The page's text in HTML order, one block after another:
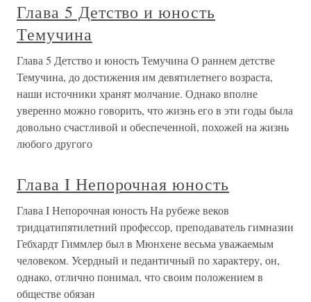
Глава 5 Детство и юность
Темучина
Глава 5 Детство и юность Темучина О раннем детстве
Темучина, до достижения им девятилетнего возраста,
наши источники хранят молчание. Однако вполне
уверенно можно говорить, что жизнь его в эти годы была
довольно счастливой и обеспеченной, похожей на жизнь
любого другого
Глава I Непорочная юность
Глава I Непорочная юность На рубеже веков
тридцатипятилетний профессор, преподаватель гимназии
Гебхардт Гиммлер был в Мюнхене весьма уважаемым
человеком. Усердный и педантичный по характеру, он,
однако, отлично понимал, что своим положением в
обществе обязан